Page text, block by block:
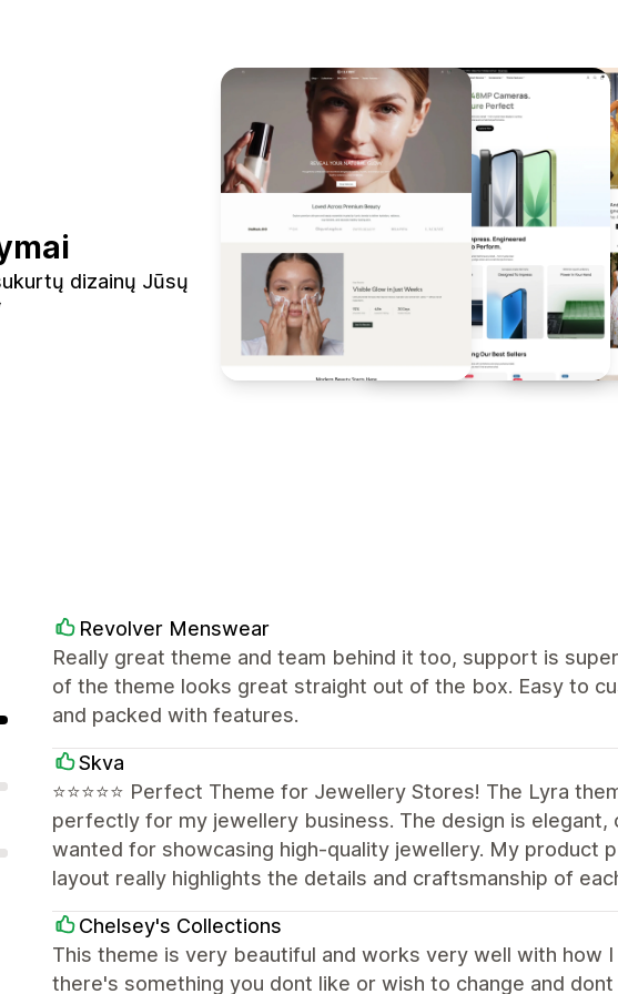
dizainų Jūsų
Revolver Menswear
Really great theme and team behind it too, support is
of the theme looks great straight out of the box. Easy to
and packed with features.
Skva
⭐️⭐️⭐️⭐️⭐️ Perfect Theme for Jewellery Stores! The Lyra
perfectly for my jewellery business. The design is elegant,
wanted for showcasing high-quality jewellery. My product
layout really highlights the details and craftsmanship of
Chelsey's Collections
This theme is very beautiful and works very well with how
there's something you dont like or wish to change and